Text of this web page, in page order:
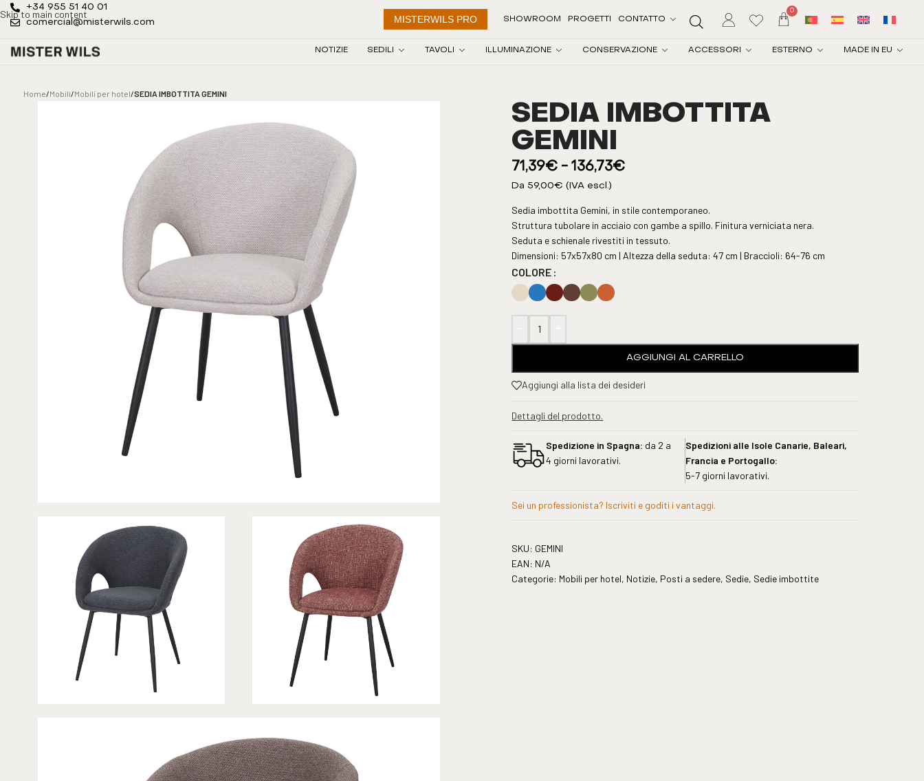
Skip to main content
+34 955 51 40 01
comercial@misterwils.com
MISTERWILS PRO SHOWROOM PROGETTI CONTATTO
0
NOTIZIE SEDILI TAVOLI ILLUMINAZIONE CONSERVAZIONE ACCESSORI ESTERNO MADE IN EU
Home/Mobili/Mobili per hotel/SEDIA IMBOTTITA GEMINI
SEDIA IMBOTTITA
GEMINI
71,39€ - 136,73€
Da 59,00€ (IVA escl.)
Sedia imbottita Gemini, in stile contemporaneo.
Struttura tubolare in acciaio con gambe a spillo. Finitura verniciata nera.
Seduta e schienale rivestiti in tessuto.
Dimensioni: 57x57x80 cm | Altezza della seduta: 47 cm | Braccioli: 64-76 cm
COLORE
AGGIUNGI AL CARRELLO
Aggiungi alla lista dei desideri
Dettagli del prodotto.
Spedizione in Spagna: da 2 a
4 giorni lavorativi.
Spedizioni alle Isole Canarie, Baleari,
Francia e Portogallo:
5-7 giorni lavorativi.
Sei un professionista? Iscriviti e goditi i vantaggi.
SKU: GEMINI
EAN: N/A
Categorie: Mobili per hotel, Notizie, Posti a sedere, Sedie, Sedie imbottite